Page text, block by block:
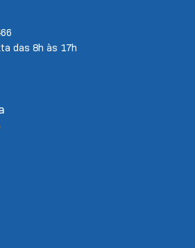
das 8h às 17h